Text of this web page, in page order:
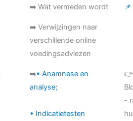
➡️ Wat vermeden wordt
➡️ Verwijzingen naar
verschillende online
voedingsadviezen
➡️• Anamnese en
analyse;
• Indicatietesten
👉
-